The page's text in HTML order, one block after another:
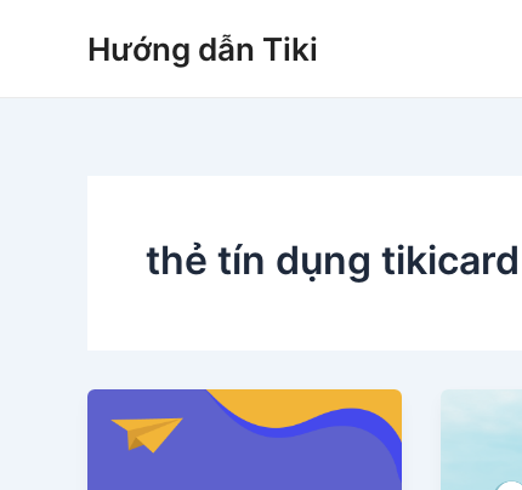
Hướng dẫn Tiki
thẻ tín dụng tikicard